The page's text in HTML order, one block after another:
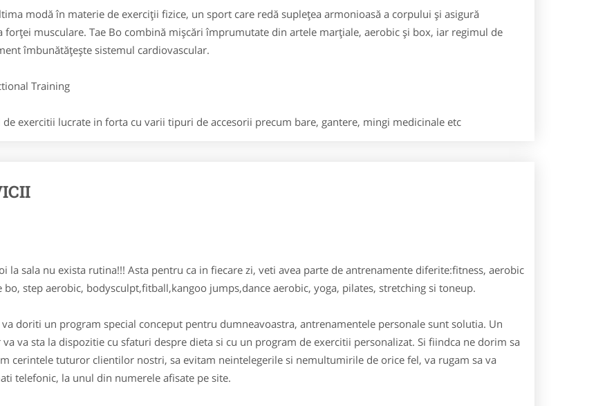
modă în materie de exerciții fizice, un sport care redă suplețea armonioasă a corpului și asigură
forței musculare. Tae Bo combină mișcări împrumutate din artele marțiale, aerobic și box, iar regimul de
îmbunătățește sistemul cardiovascular.
Training
exercitii lucrate in forta cu varii tipuri de accesorii precum bare, gantere, mingi medicinale etc
sala nu exista rutina!!! Asta pentru ca in fiecare zi, veti avea parte de antrenamente diferite:fitness, aerobic
bo, step aerobic, bodysculpt,fitball,kangoo jumps,dance aerobic, yoga, pilates, stretching si toneup.
doriti un program special conceput pentru dumneavoastra, antrenamentele personale sunt solutia. Un
va sta la dispozitie cu sfaturi despre dieta si cu un program de exercitii personalizat. Si fiindca ne dorim sa
cerintele tuturor clientilor nostri, sa evitam neintelegerile si nemultumirile de orice fel, va rugam sa va
telefonic, la unul din numerele afisate pe site.